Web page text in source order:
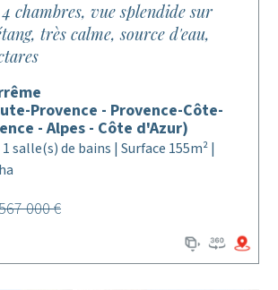
chambres, vue splendide sur
très calme, source d'eau,
Provence - Provence-Côte-
- Alpes - Côte d'Azur)
salle(s) de bains | Surface 155m² |
000 €